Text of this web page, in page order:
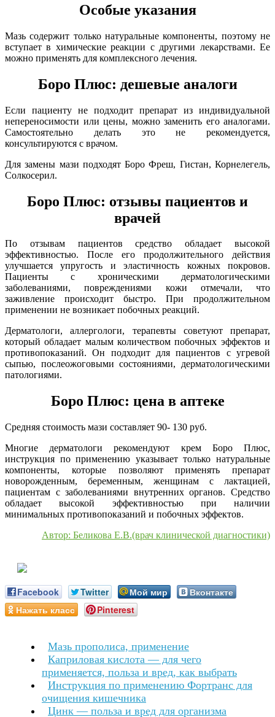
Особые указания
Мазь содержит только натуральные компоненты, поэтому не
вступает в химические реакции с другими лекарствами. Ее
можно применять для комплексного лечения.
Боро Плюс: дешевые аналоги
Если пациенту не подходит препарат из индивидуальной
непереносимости или цены, можно заменить его аналогами.
Самостоятельно делать это не рекомендуется,
консультируются с врачом.
Для замены мази подходят Боро Фреш, Гистан, Корнелегель,
Солкосерил.
Боро Плюс: отзывы пациентов и
врачей
По отзывам пациентов средство обладает высокой
эффективностью. После его продолжительного действия
улучшается упругость и эластичность кожных покровов.
Пациенты с хроническими дерматологическими
заболеваниями, повреждениями кожи отмечали, что
заживление происходит быстро. При продолжительном
применении не возникает побочных реакций.
Дерматологи, аллергологи, терапевты советуют препарат,
который обладает малым количеством побочных эффектов и
противопоказаний. Он подходит для пациентов с угревой
сыпью, послеожоговыми состояниями, дерматологическими
патологиями.
Боро Плюс: цена в аптеке
Средняя стоимость мази составляет 90- 130 руб.
Многие дерматологи рекомендуют крем Боро Плюс,
инструкция по применению указывает только натуральные
компоненты, которые позволяют применять препарат
новорожденным, беременным, женщинам с лактацией,
пациентам с заболеваниями внутренних органов. Средство
обладает высокой эффективностью при наличии
минимальных противопоказаний и побочных эффектов.
Автор: Беликова Е.В.(врач клинической диагностики)
Facebook Twitter Мой мир
Вконтакте
Нажать класс
Pinterest
Мазь прополиса, применение
Каприловая кислота — для чего
применяется, польза и вред, как выбрать
Инструкция по применению Фортранс для
очищения кишечника
Цинк — польза и вред для организма